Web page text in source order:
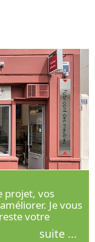
projet, vos
Je vous
votre
façon de vous
suite ...